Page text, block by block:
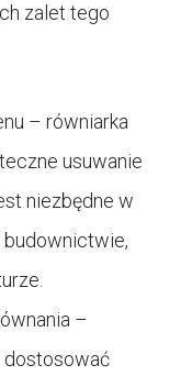
zalet tego
– równiarka
usuwanie
niezbędne w
–
dostosować